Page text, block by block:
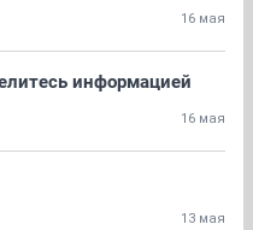
16 мая
информацией
16 мая
13 мая